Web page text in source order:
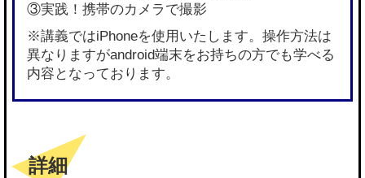
③実践！携帯のカメラで撮影
※講義ではiPhoneを使用いたします。操作方法は
異なりますがandroid端末をお持ちの方でも学べる
内容となっております。
詳細